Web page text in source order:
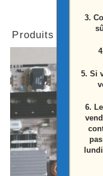
Produits similaires
3.
5. Si
6.